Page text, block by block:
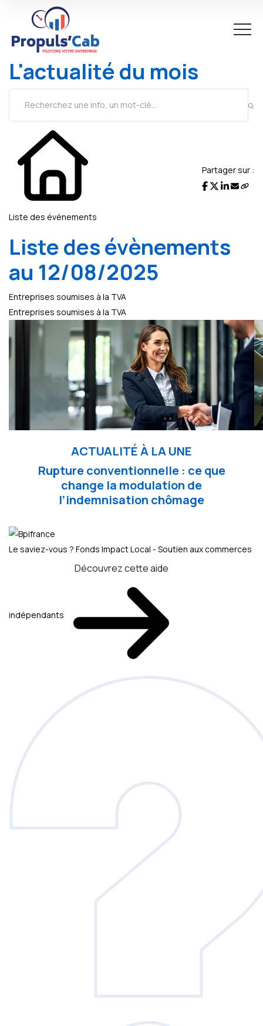
L'actualité du mois
Liste des évènements
Partager sur :
Liste des évènements
au 12/08/2025
Entreprises soumises à la TVA
Entreprises soumises à la TVA
ACTUALITÉ À LA UNE
Rupture conventionnelle : ce que
change la modulation de
l’indemnisation chômage
Le saviez-vous ? Fonds Impact Local - Soutien aux commerces
indépendants
Découvrez cette aide